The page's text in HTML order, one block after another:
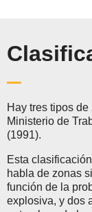
Hay tres tipos
Ministerio de
(1991).
Esta
habla de zonas
función de la
explosiva, y dos